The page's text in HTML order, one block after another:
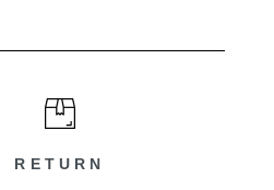
RETURN